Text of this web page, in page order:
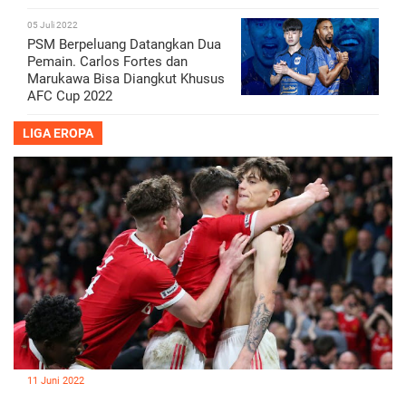
05 Juli 2022
PSM Berpeluang Datangkan Dua
Pemain. Carlos Fortes dan
Marukawa Bisa Diangkut Khusus
AFC Cup 2022
LIGA EROPA
11 Juni 2022